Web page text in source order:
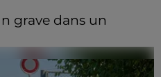
grave dans un